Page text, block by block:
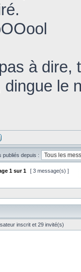
à dire,
dingue le
publiés depuis :
1 sur1 [ 3 message(s) ]
inscrit et 29 invité(s)